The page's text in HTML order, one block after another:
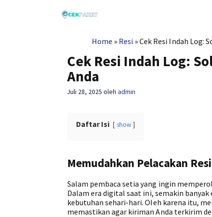
Home » Resi »Cek Resi Indah Log:
Cek Resi Indah Log:
Anda
Juli 28, 2025 oleh admin
Daftar Isi show
Memudahkan Pelacakan
Salam pembaca setia yang ingin
Dalam era digital saat ini, semakin
kebutuhan sehari-hari. Oleh karena itu,
memastikan agar kiriman Anda terkirim